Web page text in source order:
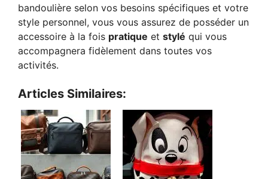
bandoulière selon vos besoins spécifiques et votre
style personnel, vous vous assurez de posséder un
accessoire à la fois pratique et stylé qui vous
accompagnera fidèlement dans toutes vos
activités.
Articles Similaires: